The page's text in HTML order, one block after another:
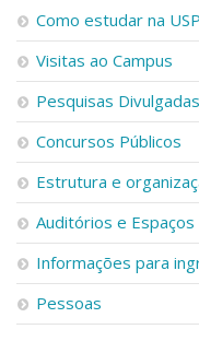
Como estudar na USP
Visitas ao Campus
Pesquisas
Concursos Públicos
Estrutura e
Auditórios e
Informações para
Pessoas